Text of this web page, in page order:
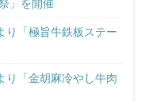
」を開催
り「極旨牛鉄板ステー
り「金胡麻冷やし牛肉